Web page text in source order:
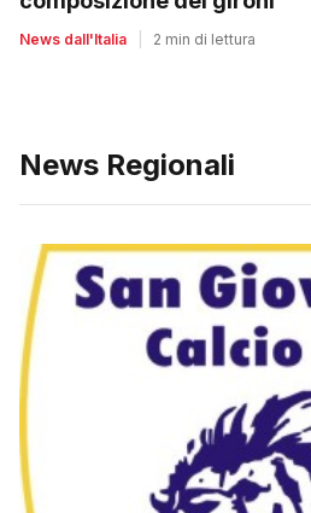
News dall'Italia 2 min di lettura
News Regionali